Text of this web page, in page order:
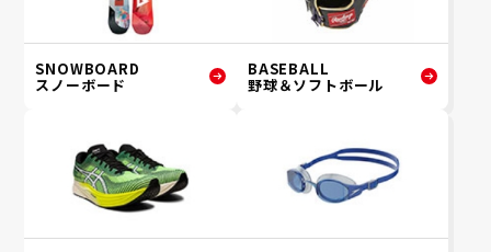
SNOWBOARD
スノーボード
BASEBALL
野球＆ソフトボール